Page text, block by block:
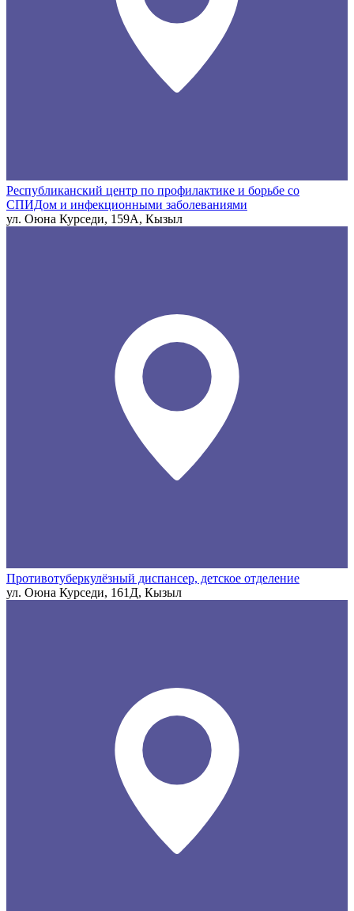
Республиканский центр по профилактике и борьбе со
СПИДом и инфекционными заболеваниями
ул. Оюна Курседи, 159А, Кызыл
Противотуберкулёзный диспансер, детское отделение
ул. Оюна Курседи, 161Д, Кызыл